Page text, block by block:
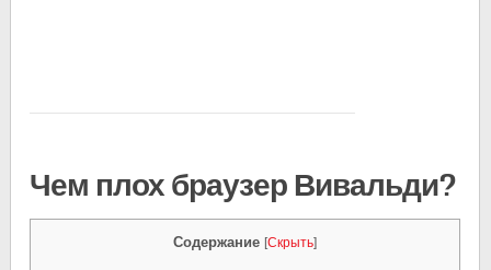
Чем плох браузер Вивальди?
Содержание [Скрыть]